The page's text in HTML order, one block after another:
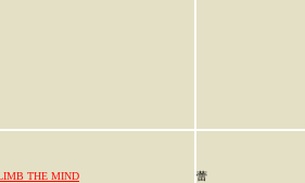
THE MIND 蕾